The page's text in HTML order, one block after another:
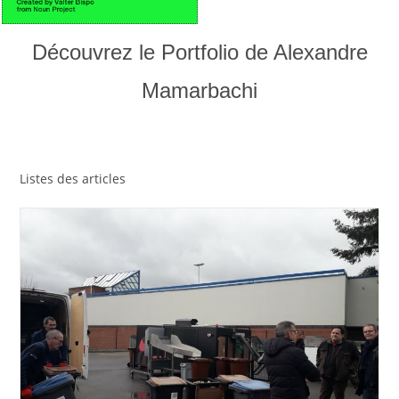
Découvrez le Portfolio de Alexandre
Mamarbachi
Listes des articles